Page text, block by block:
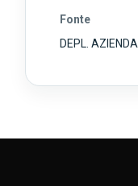
Fonte
DEPL. AZIENDA